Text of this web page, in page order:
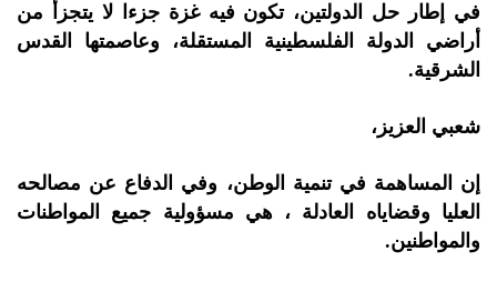
في إطار حل الدولتين، تكون فيه غزة جزءا لا يتجزأ من
أراضي الدولة الفلسطينية المستقلة، وعاصمتها القدس
الشرقية.
شعبي العزيز،
إن المساهمة في تنمية الوطن، وفي الدفاع عن مصالحه
العليا وقضاياه العادلة ، هي مسؤولية جميع المواطنات
والمواطنين.